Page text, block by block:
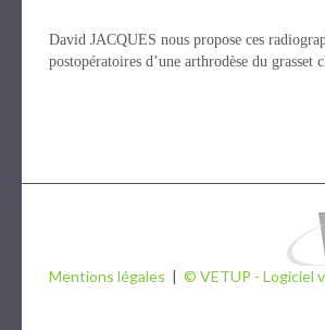
David JACQUES nous propose ces
postopératoires d’une arthrodèse du grasset
Mentions légales | © VETUP - Logiciel